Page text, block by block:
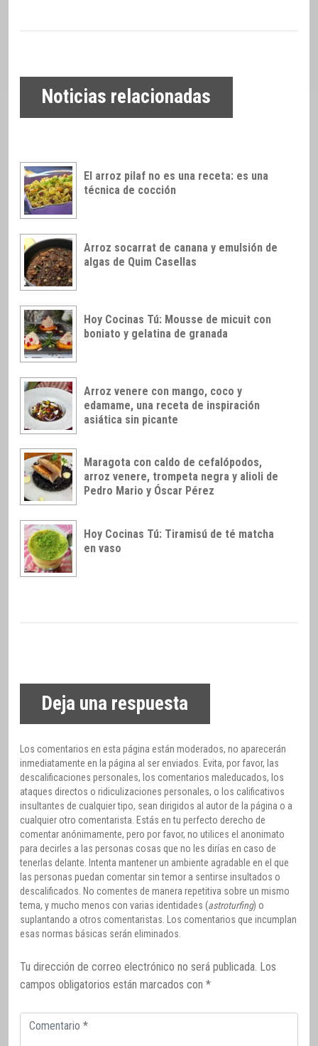
Noticias relacionadas
El arroz pilaf no es una receta: es una
técnica de cocción
Arroz socarrat de canana y emulsión de
algas de Quim Casellas
Hoy Cocinas Tú: Mousse de micuit con
boniato y gelatina de granada
Arroz venere con mango, coco y
edamame, una receta de inspiración
asiática sin picante
Maragota con caldo de cefalópodos,
arroz venere, trompeta negra y alioli de
Pedro Mario y Óscar Pérez
Hoy Cocinas Tú: Tiramisú de té matcha
en vaso
Deja una respuesta
Los comentarios en esta página están moderados, no aparecerán
inmediatamente en la página al ser enviados. Evita, por favor, las
descalificaciones personales, los comentarios maleducados, los
ataques directos o ridiculizaciones personales, o los calificativos
insultantes de cualquier tipo, sean dirigidos al autor de la página o a
cualquier otro comentarista. Estás en tu perfecto derecho de
comentar anónimamente, pero por favor, no utilices el anonimato
para decirles a las personas cosas que no les dirías en caso de
tenerlas delante. Intenta mantener un ambiente agradable en el que
las personas puedan comentar sin temor a sentirse insultados o
descalificados. No comentes de manera repetitiva sobre un mismo
tema, y mucho menos con varias identidades (astroturfing) o
suplantando a otros comentaristas. Los comentarios que incumplan
esas normas básicas serán eliminados.
Tu dirección de correo electrónico no será publicada. Los
campos obligatorios están marcados con *
Comentario